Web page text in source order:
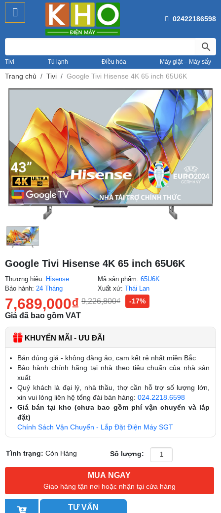
02422186598
Tivi Tủ lạnh Điều hòa Máy giặt – Máy sấy
Trang chủ Tivi Google Tivi Hisense 4K 65 inch 65U6K
Google Tivi Hisense 4K 65 inch 65U6K
Thương hiệu: Hisense
Bảo hành: 24 Tháng
Mã sản phẩm:65U6K
Xuất xứ:Thái Lan
7,689,000₫ 9,226,800₫ -17%
Giá đã bao gồm VAT
KHUYẾN MÃI - ƯU ĐÃI
Bán đúng giá - không đăng ảo, cam kết rẻ nhất miền Bắc
Bảo hành chính hãng tại nhà theo tiêu chuẩn của nhà sản
xuất
Quý khách là đại lý, nhà thầu, thợ cần hỗ trợ số lượng lớn,
xin vui lòng liên hệ tổng đài bán hàng: 024.2218.6598
Giá bán tại kho (chưa bao gồm phí vận chuyển và lắp
đặt)
Chính Sách Vận Chuyển - Lắp Đặt Điện Máy SGT
Tình trạng:Còn Hàng Số lượng:
MUA NGAY
Giao hàng tận nơi hoặc nhận tại cửa hàng
TƯ VẤN